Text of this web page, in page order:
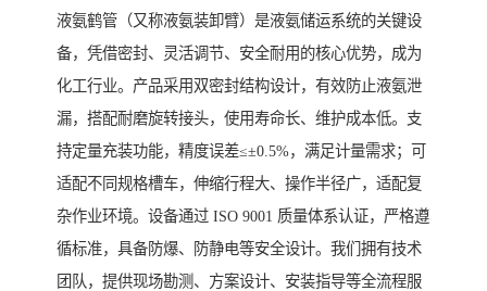
液氨鹤管（又称液氨装卸臂）是液氨储运系统的关键设
备，凭借密封、灵活调节、安全耐用的核心优势，成为
化工行业。产品采用双密封结构设计，有效防止液氨泄
漏，搭配耐磨旋转接头，使用寿命长、维护成本低。支
持定量充装功能，精度误差≤±0.5%，满足计量需求；可
适配不同规格槽车，伸缩行程大、操作半径广，适配复
杂作业环境。设备通过 ISO 9001 质量体系认证，严格遵
循标准，具备防爆、防静电等安全设计。我们拥有技术
团队，提供现场勘测、方案设计、安装指导等全流程服